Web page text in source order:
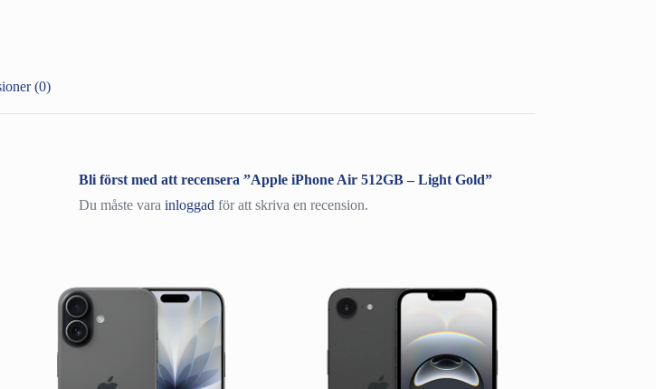
(0)
Bli först med att recensera ”Apple iPhone Air 512GB – Light Gold”
Du måste vara inloggadför att skriva en recension.